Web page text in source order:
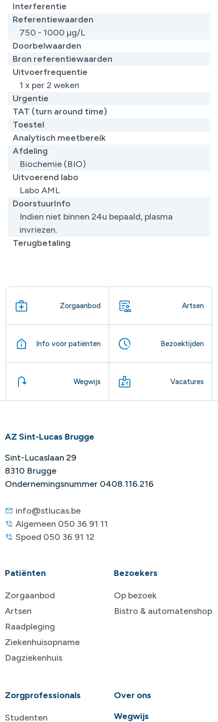
Interferentie
Referentiewaarden
​750 - 1000 µg/L
Doorbelwaarden
Bron referentiewaarden
Uitvoerfrequentie
1 x per 2 weken
Urgentie
TAT (turn around time)
Toestel
Analytisch meetbereik
Afdeling
Biochemie (BIO)
Uitvoerend labo
Labo AML
DoorstuurInfo
Indien niet binnen 24u bepaald, plasma
invriezen.
Terugbetaling
Zorgaanbod Artsen
Info voor patiënten Bezoektijden
Wegwijs Vacatures
AZ Sint-Lucas Brugge
Sint-Lucaslaan 29
8310 Brugge
Ondernemingsnummer 0408.116.216
info@stlucas.be
Algemeen 050 36 91 11
Spoed 050 36 91 12
Patiënten
Zorgaanbod
Artsen
Raadpleging
Ziekenhuisopname
Dagziekenhuis
Bezoekers
Op bezoek
Bistro & automatenshop
Zorgprofessionals
Studenten
Over ons
Wegwijs